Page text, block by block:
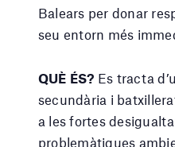
Balears per donar
seu entorn més
QUÈ ÉS? Es tracta
secundària i
a les fortes
problemàtiques